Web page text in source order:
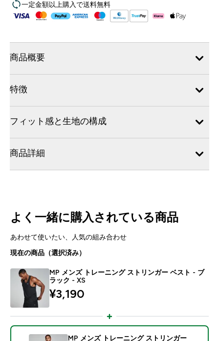
一定金額以上購入で送料無料
商品概要
特徴
フィット感と生地の構成
商品詳細
よく一緒に購入されている商品
あわせて使いたい、人気の組み合わせ
現在の商品（選択済み）
MP メンズ トレーニング ストリンガー ベスト - ブ
ラック - XS
¥3,190‎
MP メンズ トレーニング ストリンガー